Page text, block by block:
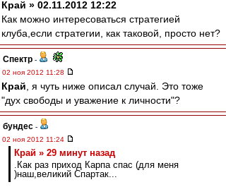
Край » 02.11.2012 12:22
Как можно интересоваться стратегией
клуба,если стратегии, как таковой, просто нет?
Спектр -
02 ноя 2012 11:28
Край , я чуть ниже описал случай. Это тоже
"дух свободы и уважение к личности"?
бундес -
02 ноя 2012 11:24
Край » 29 минут назад
.Как раз приход Карпа спас (для меня
)наш,великий Спартак...